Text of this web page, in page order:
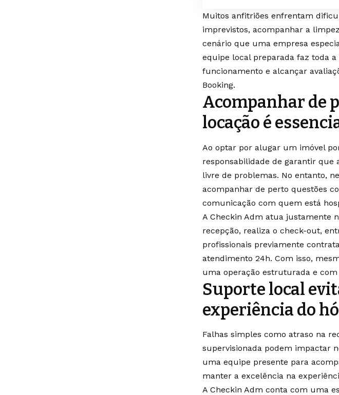
Muitos anfitriões enfrentam
imprevistos, acompanhar a
cenário que uma empresa
equipe local preparada faz toda
funcionamento e alcançar
Booking.
Acompanhar de
locação é
Ao optar por alugar um imóvel
responsabilidade de garantir que
livre de problemas. No entanto,
acompanhar de perto questões
comunicação com quem está
A Checkin Adm atua justamente
recepção, realiza o check-out,
profissionais previamente
atendimento 24h. Com isso,
uma operação estruturada e
Suporte local
experiência do
Falhas simples como atraso na
supervisionada podem impactar
uma equipe presente para
manter a excelência na
A Checkin Adm conta com uma